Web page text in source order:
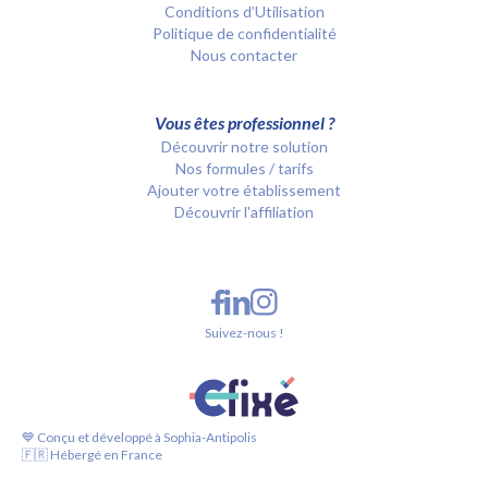
Conditions d’Utilisation
Politique de confidentialité
Nous contacter
Vous êtes professionnel ?
Découvrir notre solution
Nos formules / tarifs
Ajouter votre établissement
Découvrir l'affiliation
💙 Conçu et développé à Sophia-Antipolis
🇫🇷 Hébergé en France
Suivez-nous !